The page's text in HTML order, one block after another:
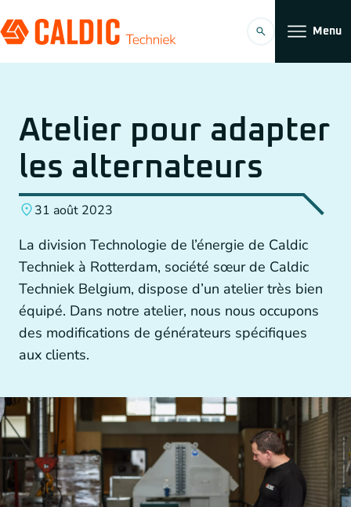
Menu
Entraînements par courroies dentées
Convoyeurs
Réducteur Planétaire
Accouplements
Entraînements par chaîne
Générateurs et accouplements de générateurs
Solutions
FR
Atelier pour adapter
les alternateurs
31 août 2023
La division Technologie de l’énergie de Caldic
Techniek à Rotterdam, société sœur de Caldic
Techniek Belgium, dispose d’un atelier très bien
équipé. Dans notre atelier, nous nous occupons
des modifications de générateurs spécifiques
aux clients.